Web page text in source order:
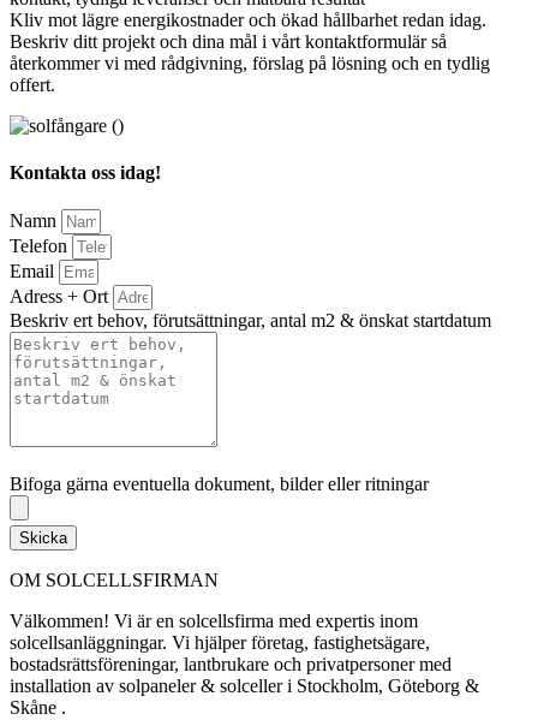
Kliv mot lägre energikostnader och ökad hållbarhet redan idag.
Beskriv ditt projekt och dina mål i vårt kontaktformulär så
återkommer vi med rådgivning, förslag på lösning och en tydlig
offert.
Kontakta oss idag!
Namn
Telefon
Email
Adress + Ort
Beskriv ert behov, förutsättningar, antal m2 & önskat startdatum
Bifoga gärna eventuella dokument, bilder eller ritningar
Skicka
OM SOLCELLSFIRMAN
Välkommen! Vi är en solcellsfirma med expertis inom
solcellsanläggningar. Vi hjälper företag, fastighetsägare,
bostadsrättsföreningar, lantbrukare och privatpersoner med
installation av solpaneler & solceller i Stockholm, Göteborg &
Skåne .